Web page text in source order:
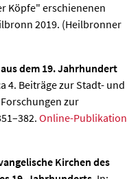
Köpfe" erschienenen
2019. (Heilbronner
dem 19. Jahrhundert
4. Beiträge zur Stadt- und
zur
Online-Publikation
Kirchen des